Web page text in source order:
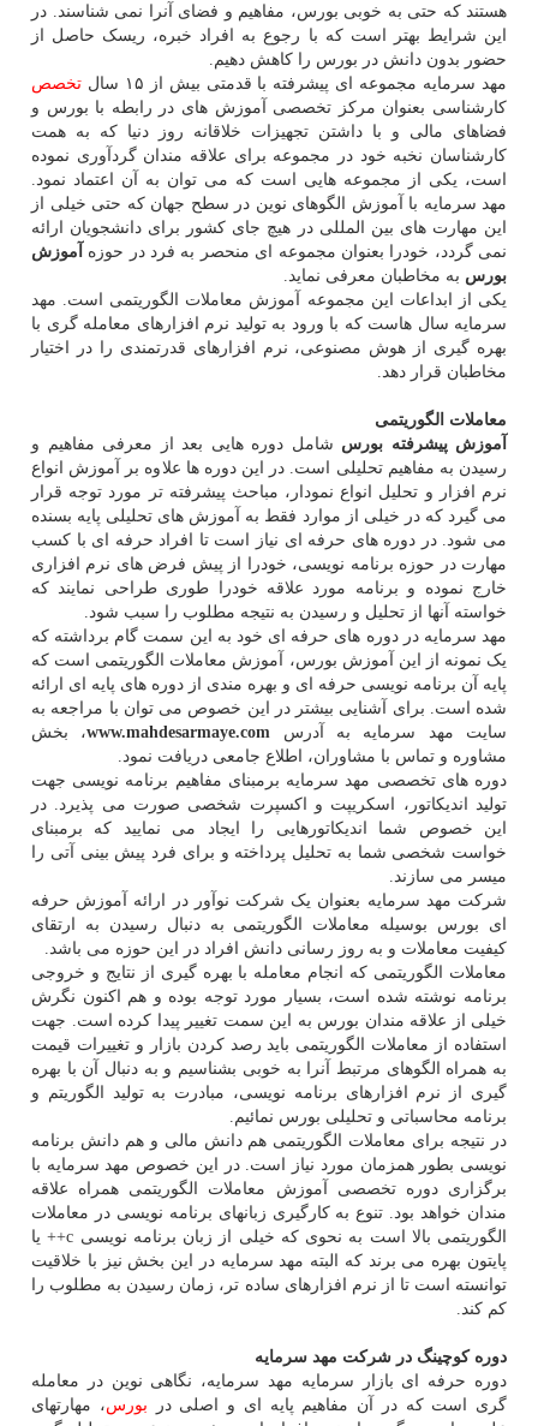
هستند که حتی به خوبی بورس، مفاهیم و فضای آنرا نمی شناسند. در
این شرایط بهتر است که با رجوع به افراد خبره، ریسک حاصل از
حضور بدون دانش در بورس را کاهش دهیم.
مهد سرمایه مجموعه ای پیشرفته با قدمتی بیش از ۱۵ سال
تخصص
کارشناسی بعنوان مرکز تخصصی آموزش های در رابطه با بورس و
فضاهای مالی و با داشتن تجهیزات خلاقانه روز دنیا که به همت
کارشناسان نخبه خود در مجموعه برای علاقه مندان گردآوری نموده
است، یکی از مجموعه هایی است که می توان به آن اعتماد نمود.
مهد سرمایه با آموزش الگوهای نوین در سطح جهان که حتی خیلی از
این مهارت های بین المللی در هیچ جای کشور برای دانشجویان ارائه
نمی گردد، خودرا بعنوان مجموعه ای منحصر به فرد در حوزه آموزش
بورس به مخاطبان معرفی نماید.
یکی از ابداعات این مجموعه آموزش معاملات الگوریتمی است. مهد
سرمایه سال هاست که با ورود به تولید نرم افزارهای معامله گری با
بهره گیری از هوش مصنوعی، نرم افزارهای قدرتمندی را در اختیار
مخاطبان قرار دهد.
معاملات الگوریتمی
آموزش پیشرفته بورس شامل دوره هایی بعد از معرفی مفاهیم و
رسیدن به مفاهیم تحلیلی است. در این دوره ها علاوه بر آموزش انواع
نرم افزار و تحلیل انواع نمودار، مباحث پیشرفته تر مورد توجه قرار
می گیرد که در خیلی از موارد فقط به آموزش های تحلیلی پایه بسنده
می شود. در دوره های حرفه ای نیاز است تا افراد حرفه ای با کسب
مهارت در حوزه برنامه نویسی، خودرا از پیش فرض های نرم افزاری
خارج نموده و برنامه مورد علاقه خودرا طوری طراحی نمایند که
خواسته آنها از تحلیل و رسیدن به نتیجه مطلوب را سبب شود.
مهد سرمایه در دوره های حرفه ای خود به این سمت گام برداشته که
یک نمونه از این آموزش بورس، آموزش معاملات الگوریتمی است که
پایه آن برنامه نویسی حرفه ای و بهره مندی از دوره های پایه ای ارائه
شده است. برای آشنایی بیشتر در این خصوص می توان با مراجعه به
سایت مهد سرمایه به آدرس
، بخش
مشاوره و تماس با مشاوران، اطلاع جامعی دریافت نمود.
دوره های تخصصی مهد سرمایه برمبنای مفاهیم برنامه نویسی جهت
تولید اندیکاتور، اسکریپت و اکسپرت شخصی صورت می پذیرد. در
این خصوص شما اندیکاتورهایی را ایجاد می نمایید که برمبنای
خواست شخصی شما به تحلیل پرداخته و برای فرد پیش بینی آتی را
میسر می سازند.
شرکت مهد سرمایه بعنوان یک شرکت نوآور در ارائه آموزش حرفه
ای بورس بوسیله معاملات الگوریتمی به دنبال رسیدن به ارتقای
کیفیت معاملات و به روز رسانی دانش افراد در این حوزه می باشد.
معاملات الگوریتمی که انجام معامله با بهره گیری از نتایج و خروجی
برنامه نوشته شده است، بسیار مورد توجه بوده و هم اکنون نگرش
خیلی از علاقه مندان بورس به این سمت تغییر پیدا کرده است. جهت
استفاده از معاملات الگوریتمی باید رصد کردن بازار و تغییرات قیمت
به همراه الگوهای مرتبط آنرا به خوبی بشناسیم و به دنبال آن با بهره
گیری از نرم افزارهای برنامه نویسی، مبادرت به تولید الگوریتم و
برنامه محاسباتی و تحلیلی بورس نمائیم.
در نتیجه برای معاملات الگوریتمی هم دانش مالی و هم دانش برنامه
نویسی بطور همزمان مورد نیاز است. در این خصوص مهد سرمایه با
برگزاری دوره تخصصی آموزش معاملات الگوریتمی همراه علاقه
مندان خواهد بود. تنوع به کارگیری زبانهای برنامه نویسی در معاملات
الگوریتمی بالا است به نحوی که خیلی از زبان برنامه نویسی c++ یا
پایتون بهره می برند که البته مهد سرمایه در این بخش نیز با خلاقیت
توانسته است تا از نرم افزارهای ساده تر، زمان رسیدن به مطلوب را
کم کند.
دوره کوچینگ در شرکت مهد سرمایه
دوره حرفه ای بازار سرمایه مهد سرمایه، نگاهی نوین در معامله
گری است که در آن مفاهیم پایه ای و اصلی در بورس، مهارتهای